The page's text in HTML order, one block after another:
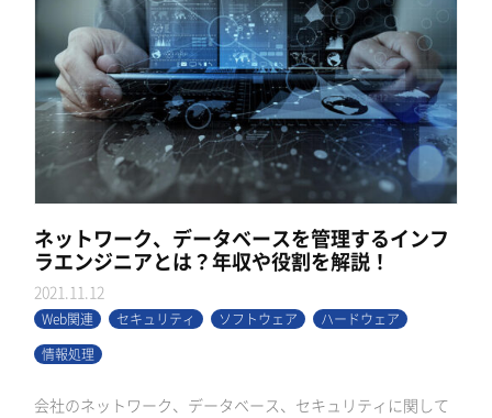
ネットワーク、データベースを管理するインフ
ラエンジニアとは？年収や役割を解説！
2021.11.12
Web関連 セキュリティ ソフトウェア
ハードウェア
情報処理
会社のネットワーク、データベース、セキュリティに関して